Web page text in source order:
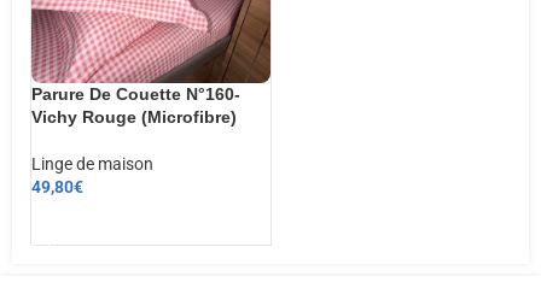
Parure De Couette N°160-
Vichy Rouge (Microfibre)
Linge de maison
49,80€